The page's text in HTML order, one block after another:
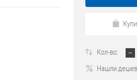
Кол-во:
Нашли